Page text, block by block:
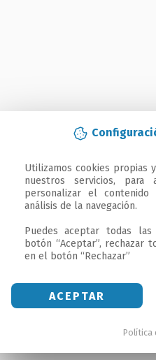
Utilizamos cookies propias
nuestros servicios, para
personalizar el
análisis de la navegación.
Puedes aceptar todas
botón “Aceptar”, rechazar
en el botón “Rechazar”
ACEPTAR
Política